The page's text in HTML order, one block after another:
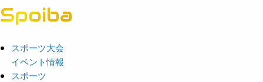
Spoiba
スポーツ大会
イベント情報
スポーツ